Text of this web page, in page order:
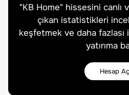
"KB Home" hissesini canlı
çıkan istatistikleri
keşfetmek ve daha fazlası
yatırıma
Hesap Aç